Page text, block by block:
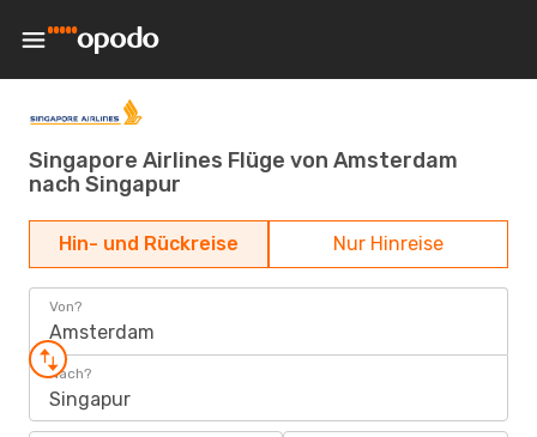
Singapore Airlines Flüge von Amsterdam
nach Singapur
Hin- und Rückreise Nur Hinreise
Von?
Amsterdam
Nach?
Singapur